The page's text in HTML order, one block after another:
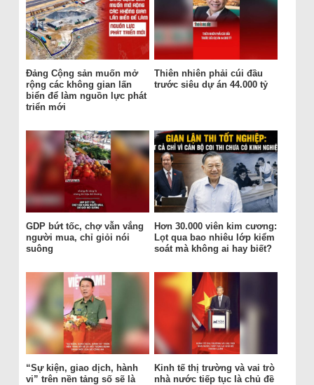
Đảng Cộng sản muốn mở
rộng các không gian lấn
biển để làm nguồn lực phát
triển mới
Thiên nhiên phải cúi đầu
trước siêu dự án 44.000 tỷ
GDP bứt tốc, chợ vẫn vắng
người mua, chỉ giỏi nói
suông
Hơn 30.000 viên kim cương:
Lọt qua bao nhiêu lớp kiểm
soát mà không ai hay biết?
“Sự kiện, giao dịch, hành
vi” trên nền tảng số sẽ là
Kinh tế thị trường và vai trò
nhà nước tiếp tục là chủ đề